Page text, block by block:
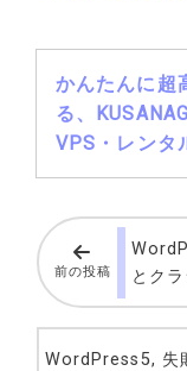
かんたんに超
る、
VPS・レンタ
前の投稿
とク
WordPress5, 失